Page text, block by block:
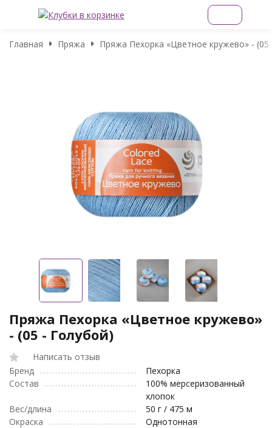
Главная Пряжа Пряжа Пехорка «Цветное кружево» - (05
Пряжа Пехорка «Цветное кружево»
- (05 - Голубой)
Написать отзыв
Бренд
Пехорка
Состав
100% мерсеризованный
хлопок
Вес/длина
50 г / 475 м
Окраска
Однотонная